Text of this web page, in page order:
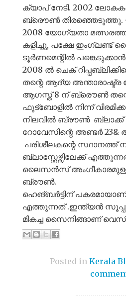
ക്യാപ് നേടി. 2002
ബ്രൌൺ
2008 യോഗ്യതാ
കളിച്ചു, പക്ഷേ ഇംഗ്ലണ്ട്
ടൂർണമെന്റിൽ പങ്കെടുക്കാൻ
2008 ൽ ചെക്
തന്റെ ആദ്യ അന്താരാഷ്ട്ര
ആഗസ്ത് 8 ന് ബ്രൌൺ തന്റെ
ഫുട്ബോളിൽ നിന്ന്
നിലവിൽ ബ്രൗൺ
റോവേസിന്റെ അണ്ടർ 23&
പരിശീലകന്റെ സ്ഥാനത്ത്
ബ്ലാസ്റ്റേഴ്സിലേക്ക്
ലൈസൻസ്
ബ്രൗൺ.
ഹെങ്ബർട്ടിന്
എത്തുന്നത് .ഇന്ത്യൻ
മികച്ച സൈനിങ്ങാണ് വെസ്
Posted in Kerala